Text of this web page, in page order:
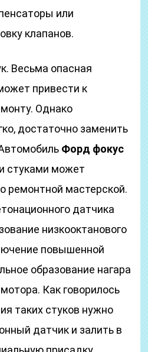
или
клапанов.
Весьма опасная
привести к
Однако
достаточно заменить
Форд фокус
стуками может
ремонтной мастерской.
датчика
низкооктанового
повышенной
образование нагара
Как говорилось
таких стуков нужно
датчик и залить в